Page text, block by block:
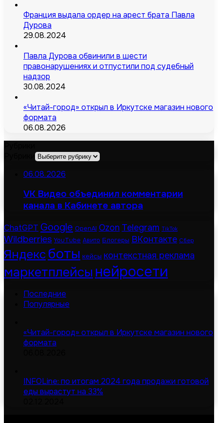
Франция выдала ордер на арест брата Павла
Дурова
29.08.2024
Павла Дурова обвинили в шести
правонарушениях и отпустили под судебный
надзор
30.08.2024
«Читай-город» открыл в Иркутске магазин нового
формата
06.08.2026
06.08.2026
VK Видео объединил комментарии
канала в Кабинете автора
ChatGPT Google OpenAI Ozon Telegram TikTok
Wildberries YouTube Авито Блогеры ВКонтакте Сбер
Яндексботы кейсы контекстная реклама
маркетплейсы нейросети
Последние
Популярные
«Читай-город» открыл в Иркутске магазин нового
формата
INFOLine: по итогам 2024 года продажи готовой
еды вырастут на 33%